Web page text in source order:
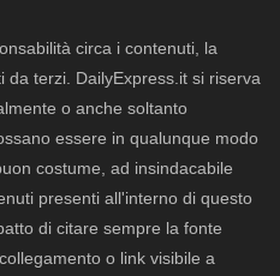
circa i contenuti, la
terzi. DailyExpress.it si riserva
o anche soltanto
essere in qualunque modo
costume, ad insindacabile
presenti all'interno di questo
di citare sempre la fonte
o link visibile a